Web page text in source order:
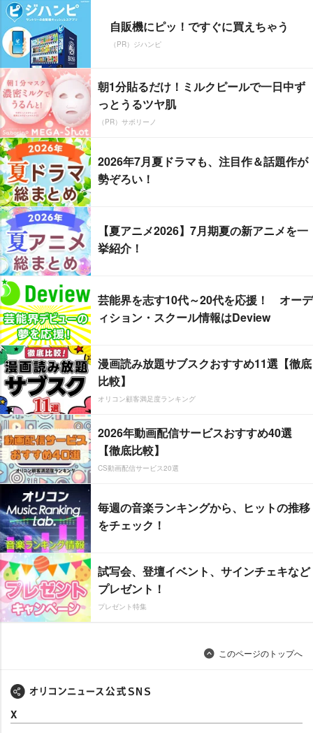
自販機にピッ！ですぐに買えちゃう
（PR）ジハンピ
朝1分貼るだけ！ミルクピールで一日中ず
っとうるツヤ肌
（PR）サボリーノ
2026年7月夏ドラマも、注目作＆話題作が
勢ぞろい！
【夏アニメ2026】7月期夏の新アニメを一
挙紹介！
芸能界を志す10代～20代を応援！ オーデ
ィション・スクール情報はDeview
漫画読み放題サブスクおすすめ11選【徹底
比較】
オリコン顧客満足度ランキング
2026年動画配信サービスおすすめ40選
【徹底比較】
CS動画配信サービス20選
毎週の音楽ランキングから、ヒットの推移
をチェック！
試写会、登壇イベント、サインチェキなど
プレゼント！
プレゼント特集
このページのトップへ
X